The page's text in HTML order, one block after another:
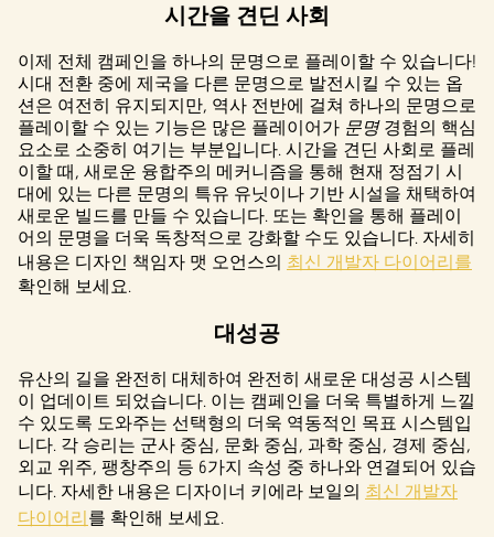
y
재생
을
클릭
하면
YouTu
be의
개인
정보
에
동의
하는
것으
로
간주
되
며,
시간을 견딘 사회
이제 전체 캠페인을 하나의 문명으로 플레이할 수 있습니다!
시대 전환 중에 제국을 다른 문명으로 발전시킬 수 있는 옵
션은 여전히 유지되지만, 역사 전반에 걸쳐 하나의 문명으로
플레이할 수 있는 기능은 많은 플레이어가 문명경험의 핵심
요소로 소중히 여기는 부분입니다. 시간을 견딘 사회로 플레
이할 때, 새로운 융합주의 메커니즘을 통해 현재 정점기 시
대에 있는 다른 문명의 특유 유닛이나 기반 시설을 채택하여
새로운 빌드를 만들 수 있습니다. 또는 확인을 통해 플레이
어의 문명을 더욱 독창적으로 강화할 수도 있습니다. 자세히
내용은 디자인 책임자 맷 오언스의 최신 개발자 다이어리를
확인해 보세요.
대성공
유산의 길을 완전히 대체하여 완전히 새로운 대성공 시스템
이 업데이트 되었습니다. 이는 캠페인을 더욱 특별하게 느낄
수 있도록 도와주는 선택형의 더욱 역동적인 목표 시스템입
니다. 각 승리는 군사 중심, 문화 중심, 과학 중심, 경제 중심,
외교 위주, 팽창주의 등 6가지 속성 중 하나와 연결되어 있습
니다. 자세한 내용은 디자이너 키에라 보일의 최신 개발자
다이어리를 확인해 보세요.